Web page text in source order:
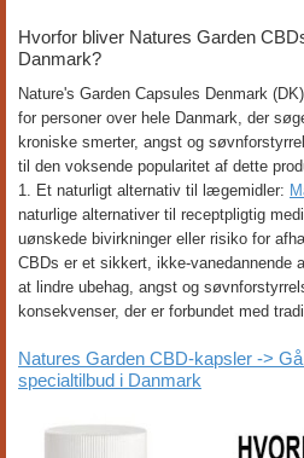
Hvorfor bliver Natures Garden
Danmark?
Nature's Garden Capsules Denmark
for personer over hele Danmark, der
kroniske smerter, angst og
til den voksende popularitet af dette
1. Et naturligt alternativ til lægemidler:
naturlige alternativer til receptpligtig
uønskede bivirkninger eller risiko for
CBDs er et sikkert, ikke-vanedannende
at lindre ubehag, angst og
konsekvenser, der er forbundet med
Natures Garden CBD-kapsler ->
specialtilbud i Danmark